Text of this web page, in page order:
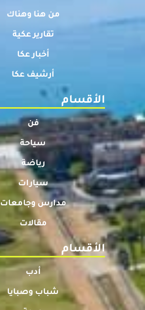
من هنا وهناك
تقارير عكية
أخبار عكا
أرشيف عكا
الأقسام
فن
سياحة
رياضة
سيارات
مدارس وجامعات
مقالات
الأقسام
أدب
شباب وصبايا